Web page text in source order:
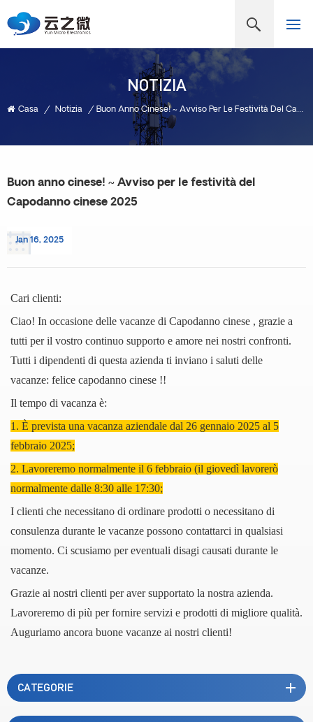
NOTIZIA
Casa / Notizia / Buon Anno Cinese! ~ Avviso Per Le Festività Del Capodanno Cinese 2025
Buon anno cinese! ~ Avviso per le festività del
Capodanno cinese 2025
Jan 16, 2025
Cari clienti:
Ciao! In occasione delle vacanze di Capodanno cinese , grazie a
tutti per il vostro continuo supporto e amore nei nostri confronti.
Tutti i dipendenti di questa azienda ti inviano i saluti delle
vacanze: felice capodanno cinese !!
Il tempo di vacanza è:
1. È prevista una vacanza aziendale dal 26 gennaio 2025 al 5
febbraio 2025;
2. Lavoreremo normalmente il 6 febbraio (il giovedì lavorerò
normalmente dalle 8:30 alle 17:30;
I clienti che necessitano di ordinare prodotti o necessitano di
consulenza durante le vacanze possono contattarci in qualsiasi
momento. Ci scusiamo per eventuali disagi causati durante le
vacanze.
Grazie ai nostri clienti per aver supportato la nostra azienda.
Lavoreremo di più per fornire servizi e prodotti di migliore qualità.
Auguriamo ancora buone vacanze ai nostri clienti!
CATEGORIE